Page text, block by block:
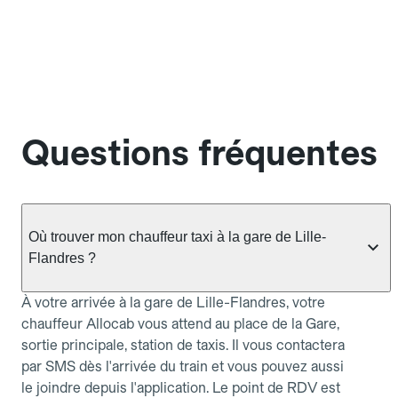
Questions fréquentes
Où trouver mon chauffeur taxi à la gare de Lille-
Flandres ?
À votre arrivée à la gare de Lille-Flandres, votre
chauffeur Allocab vous attend au place de la Gare,
sortie principale, station de taxis. Il vous contactera
par SMS dès l'arrivée du train et vous pouvez aussi
le joindre depuis l'application. Le point de RDV est